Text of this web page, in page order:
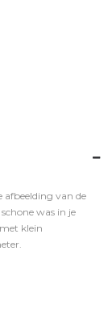
afbeelding van de
was in je
klein